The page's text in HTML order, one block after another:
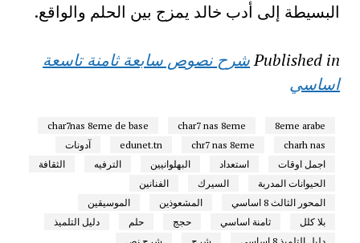
البسيطة إلى أدب خالد يمزج بين الحلم والواقع.
Published inشرح نصوص سابعة ثامنة تاسعة
اساسي
8eme arabe
char7 nas 8eme
char7nas 8eme de base
charh nas
chr7 nas 8eme
edunet.tn
آدونات
اجمل اوقات
استعداد البهلوانيين الترفيه
الثقافة
الحيوانات المدربة
السيرك
الفنانين
المحور الثالث 8 اساسي
المشعوذين
الموسيقين
بلا كلل
ثامنة اساسي حجج حلم
دليل التلميذ